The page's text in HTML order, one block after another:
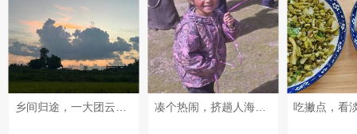
乡间归途，一大团云一路相随。 脚下是永川的稻田，风里藏着新米慢慢成熟的气息。🌾#八月你好~# #记录美好瞬间# 凑个热闹，挤趟人海…… 吃撇点，看